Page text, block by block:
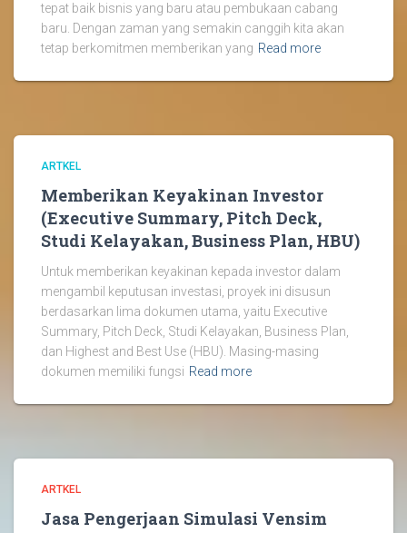
tepat baik bisnis yang baru atau pembukaan cabang
baru. Dengan zaman yang semakin canggih kita akan
tetap berkomitmen memberikan yang Read more
ARTKEL
Memberikan Keyakinan Investor
(Executive Summary, Pitch Deck,
Studi Kelayakan, Business Plan, HBU)
Untuk memberikan keyakinan kepada investor dalam
mengambil keputusan investasi, proyek ini disusun
berdasarkan lima dokumen utama, yaitu Executive
Summary, Pitch Deck, Studi Kelayakan, Business Plan,
dan Highest and Best Use (HBU). Masing-masing
dokumen memiliki fungsi Read more
ARTKEL
Jasa Pengerjaan Simulasi Vensim